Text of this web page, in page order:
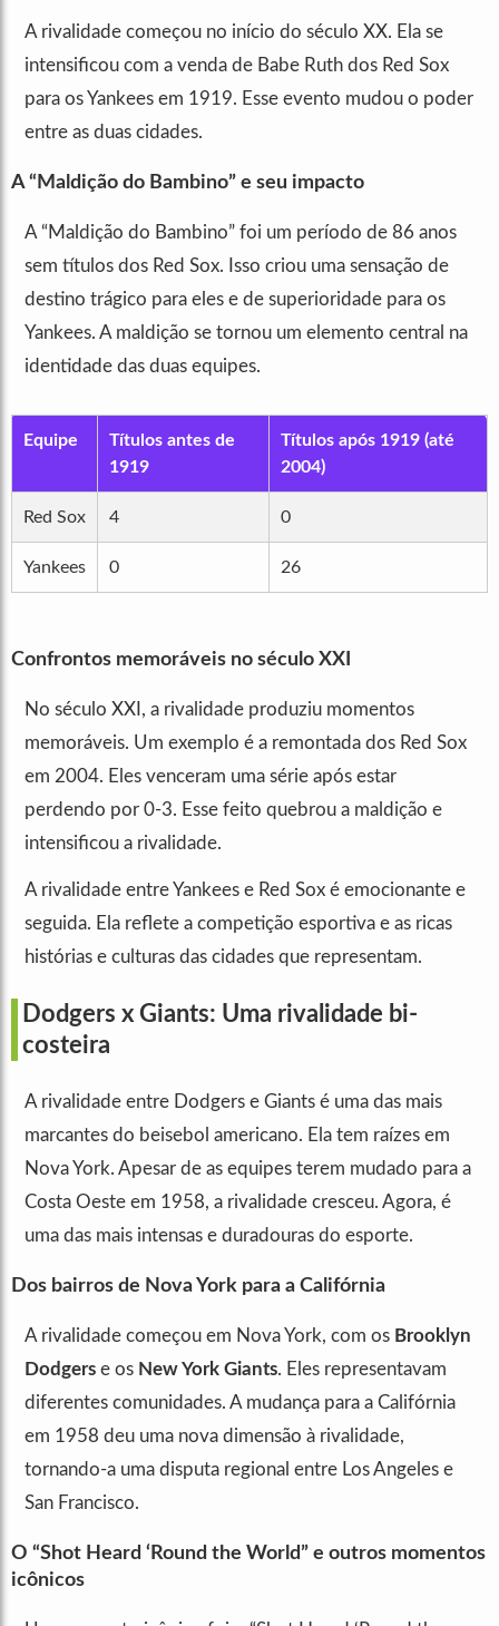
A rivalidade começou no início do século XX. Ela se
intensificou com a venda de Babe Ruth dos Red Sox
para os Yankees em 1919. Esse evento mudou o poder
entre as duas cidades.
A “Maldição do Bambino” e seu impacto
A “Maldição do Bambino” foi um período de 86 anos
sem títulos dos Red Sox. Isso criou uma sensação de
destino trágico para eles e de superioridade para os
Yankees. A maldição se tornou um elemento central na
identidade das duas equipes.
Equipe
Títulos antes de
1919
Títulos após 1919 (até
2004)
Red Sox 4 0
Yankees 0 26
Confrontos memoráveis no século XXI
No século XXI, a rivalidade produziu momentos
memoráveis. Um exemplo é a remontada dos Red Sox
em 2004. Eles venceram uma série após estar
perdendo por 0-3. Esse feito quebrou a maldição e
intensificou a rivalidade.
A rivalidade entre Yankees e Red Sox é emocionante e
seguida. Ela reflete a competição esportiva e as ricas
histórias e culturas das cidades que representam.
Dodgers x Giants: Uma rivalidade bi-
costeira
A rivalidade entre Dodgers e Giants é uma das mais
marcantes do beisebol americano. Ela tem raízes em
Nova York. Apesar de as equipes terem mudado para a
Costa Oeste em 1958, a rivalidade cresceu. Agora, é
uma das mais intensas e duradouras do esporte.
Dos bairros de Nova York para a Califórnia
A rivalidade começou em Nova York, com os Brooklyn
Dodgers e os New York Giants. Eles representavam
diferentes comunidades. A mudança para a Califórnia
em 1958 deu uma nova dimensão à rivalidade,
tornando-a uma disputa regional entre Los Angeles e
San Francisco.
O “Shot Heard ‘Round the World” e outros momentos
icônicos